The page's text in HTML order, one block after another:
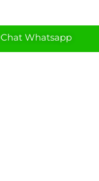
Chat Whatsapp